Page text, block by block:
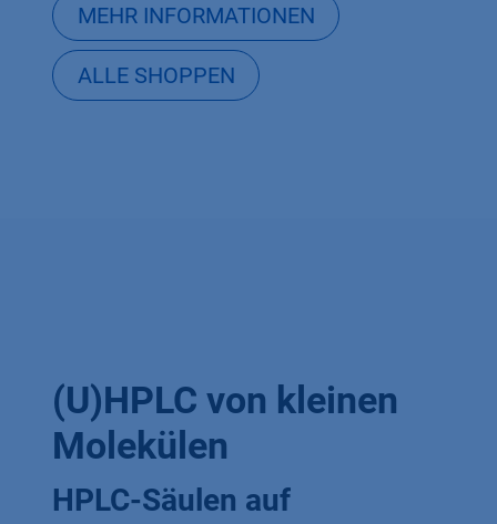
MEHR INFORMATIONEN
ALLE SHOPPEN
(U)HPLC von kleinen
Molekülen
HPLC-Säulen auf